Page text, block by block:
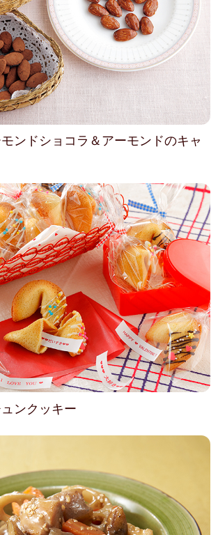
ンドショコラ＆アーモンドのキャ
ンクッキー